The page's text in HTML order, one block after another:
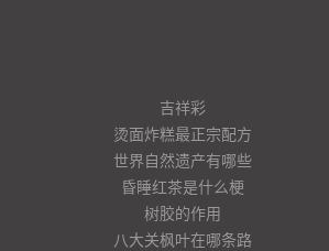
吉祥彩
烫面炸糕最正宗配方
世界自然遗产有哪些
昏睡红茶是什么梗
树胶的作用
八大关枫叶在哪条路